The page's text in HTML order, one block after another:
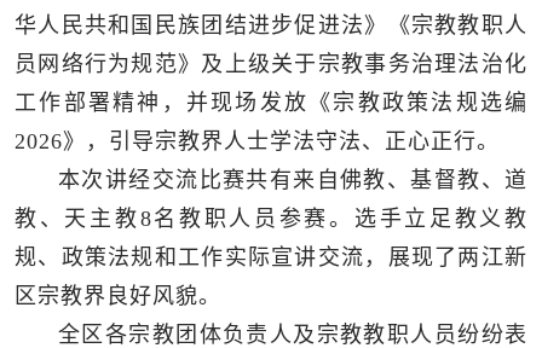
华人民共和国民族团结进步促进法》《宗教教职人
员网络行为规范》及上级关于宗教事务治理法治化
工作部署精神，并现场发放《宗教政策法规选编
2026》，引导宗教界人士学法守法、正心正行。
本次讲经交流比赛共有来自佛教、基督教、道
教、天主教8名教职人员参赛。选手立足教义教
规、政策法规和工作实际宣讲交流，展现了两江新
区宗教界良好风貌。
全区各宗教团体负责人及宗教教职人员纷纷表